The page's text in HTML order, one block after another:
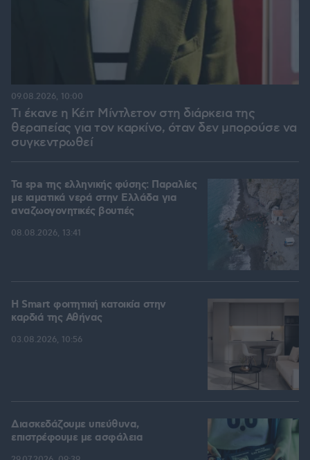
Τι έκανε η Κέιτ Μίντλετον στη διάρκεια της
θεραπείας για τον καρκίνο, όταν δεν μπορούσε να
συγκεντρωθεί
09.08.2026, 10:00
Τα spa της ελληνικής φύσης: Παραλίες
με ιαματικά νερά στην Ελλάδα για
αναζωογονητικές βουτιές
08.08.2026, 13:41
Η Smart φοιτητική κατοικία στην
καρδιά της Αθήνας
03.08.2026, 10:56
Διασκεδάζουμε υπεύθυνα,
επιστρέφουμε με ασφάλεια